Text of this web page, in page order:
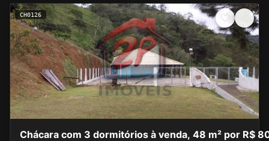
CH0126
Chácara com 3 dormitórios à venda, 48 m² por R$